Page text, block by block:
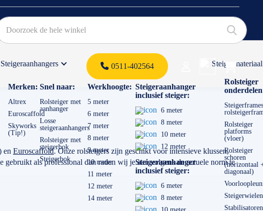
0511-402564
Steigeraanhangers
Merken:
Altrex
Euroscaffold
Skyworks
(Tip!)
Snel naar:
Rolsteiger met
aanhanger
Losse
steigeraanhangers
Rolsteiger met
steigerbok
Steigerbok
Werkhoogte:
5 meter
6 meter
7 meter
8 meter
9 meter
10 meter
11 meter
12 meter
14 meter
Steigeraanhanger
inclusief steiger:
6 meter
8 meter
10 meter
12 meter
Steigeraanhanger
inclusief steiger:
6 meter
8 meter
Steigermateriaal
Rolsteiger
Rolsteiger
platforms
(vloer)
Rolsteiger
schoren
(horizontaal
diagonaal)
Steigerwielen
Stabilisatoren
en Euroscaffold. Onze rolsteigers zijn geschikt voor intensieve klussen,
als professional dan raden wij je aan volgens de actuele norm te